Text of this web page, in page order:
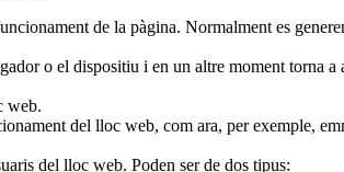
de la pàgina. Normalment es
o el dispositiu i en un altre moment torna
web.
del lloc web, com ara, per exemple,
del lloc web. Poden ser de dos tipus: